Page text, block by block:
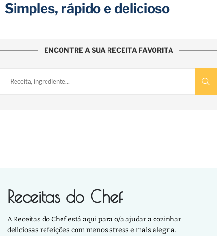
Simples, rápido e delicioso
ENCONTRE A SUA RECEITA FAVORITA
Receitas do Chef
A Receitas do Chef está aqui para o/a ajudar a cozinhar
deliciosas refeições com menos stress e mais alegria.